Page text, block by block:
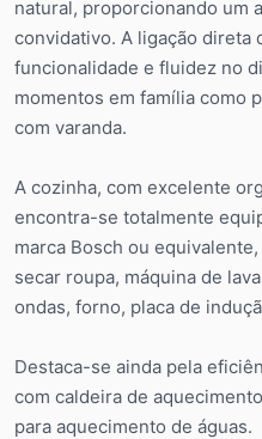
natural, proporcionando um
convidativo. A ligação direta
funcionalidade e fluidez no
momentos em família como
com varanda.
A cozinha, com excelente
encontra-se totalmente
marca Bosch ou
secar roupa, máquina de
ondas, forno, placa de
Destaca-se ainda pela
com caldeira de
para aquecimento de águas.